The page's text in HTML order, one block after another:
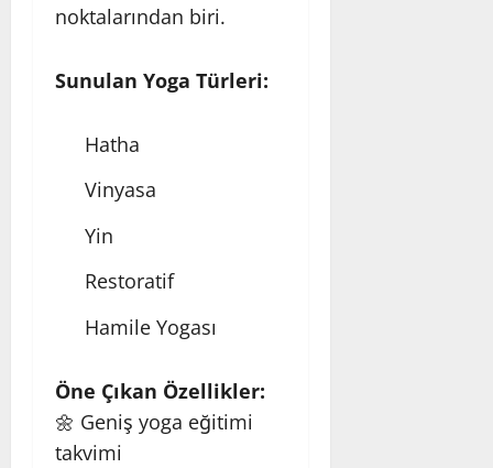
noktalarından biri.
Sunulan Yoga Türleri:
Hatha
Vinyasa
Yin
Restoratif
Hamile Yogası
Öne Çıkan Özellikler:
🌼 Geniş yoga eğitimi
takvimi